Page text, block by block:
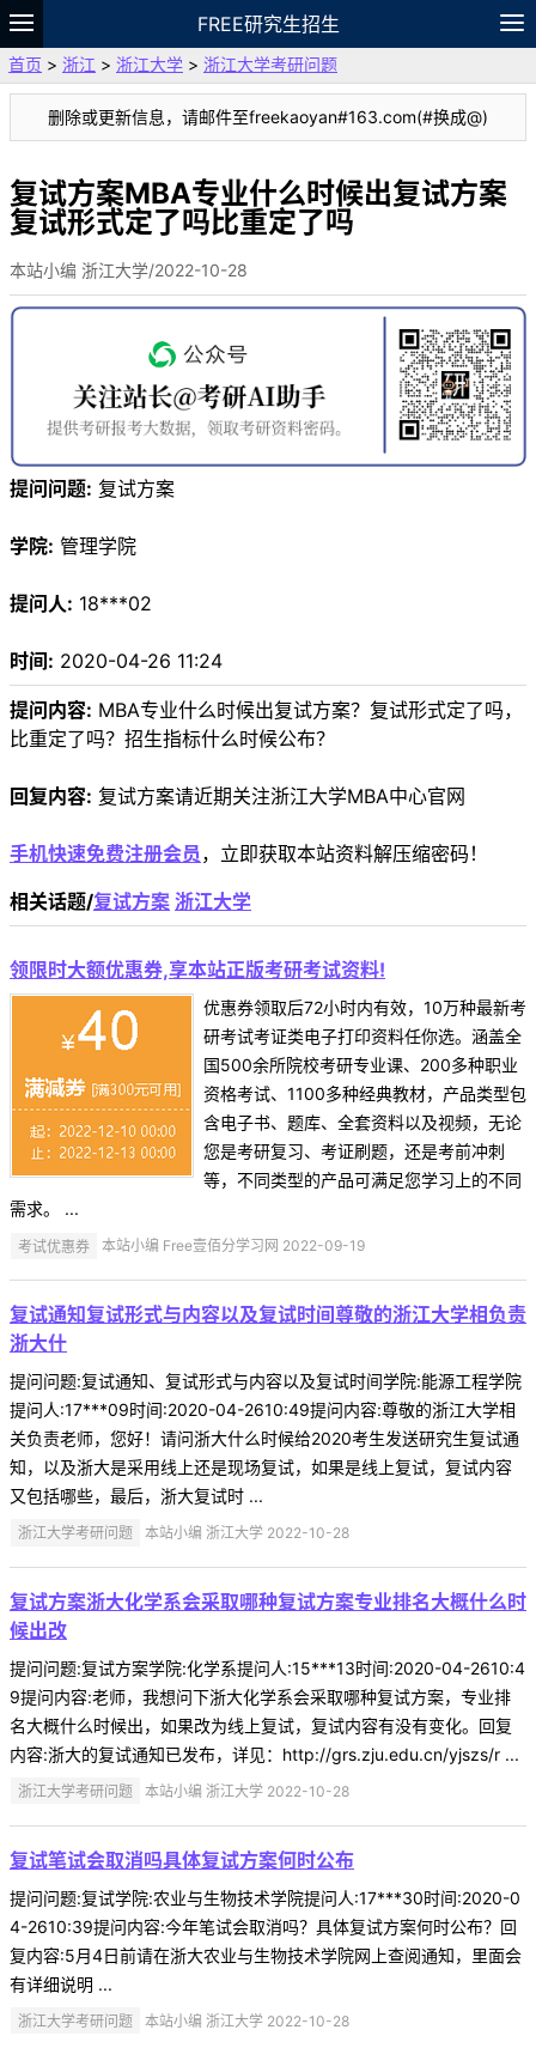
FREE研究生招生
题库
故事 专题 APP 笔记
VIP
资料
首页 > 浙江 > 浙江大学 > 浙江大学考研问题
删除或更新信息，请邮件至freekaoyan#163.com(#换成@)
复试方案MBA专业什么时候出复试方案
复试形式定了吗比重定了吗
本站小编 浙江大学/2022-10-28
提问问题: 复试方案
学院: 管理学院
提问人: 18***02
时间: 2020-04-26 11:24
提问内容: MBA专业什么时候出复试方案？复试形式定了吗，
比重定了吗？招生指标什么时候公布？
回复内容: 复试方案请近期关注浙江大学MBA中心官网
手机快速免费注册会员 ，立即获取本站资料解压缩密码！
相关话题/复试方案 浙江大学
领限时大额优惠券,享本站正版考研考试资料!
优惠券领取后72小时内有效，10万种最新考
研考试考证类电子打印资料任你选。涵盖全
国500余所院校考研专业课、200多种职业
资格考试、1100多种经典教材，产品类型包
含电子书、题库、全套资料以及视频，无论
您是考研复习、考证刷题，还是考前冲刺
等，不同类型的产品可满足您学习上的不同
需求。 ...
考试优惠券 本站小编 Free壹佰分学习网 2022-09-19
复试通知复试形式与内容以及复试时间尊敬的浙江大学相负责
浙大什
提问问题:复试通知、复试形式与内容以及复试时间学院:能源工程学院
提问人:17***09时间:2020-04-2610:49提问内容:尊敬的浙江大学相
关负责老师，您好！请问浙大什么时候给2020考生发送研究生复试通
知，以及浙大是采用线上还是现场复试，如果是线上复试，复试内容
又包括哪些，最后，浙大复试时 ...
浙江大学考研问题 本站小编 浙江大学 2022-10-28
复试方案浙大化学系会采取哪种复试方案专业排名大概什么时
候出改
提问问题:复试方案学院:化学系提问人:15***13时间:2020-04-2610:4
9提问内容:老师，我想问下浙大化学系会采取哪种复试方案，专业排
名大概什么时候出，如果改为线上复试，复试内容有没有变化。回复
内容:浙大的复试通知已发布，详见：http://grs.zju.edu.cn/yjszs/r ...
浙江大学考研问题 本站小编 浙江大学 2022-10-28
复试笔试会取消吗具体复试方案何时公布
提问问题:复试学院:农业与生物技术学院提问人:17***30时间:2020-0
4-2610:39提问内容:今年笔试会取消吗？具体复试方案何时公布？回
复内容:5月4日前请在浙大农业与生物技术学院网上查阅通知，里面会
有详细说明 ...
浙江大学考研问题 本站小编 浙江大学 2022-10-28